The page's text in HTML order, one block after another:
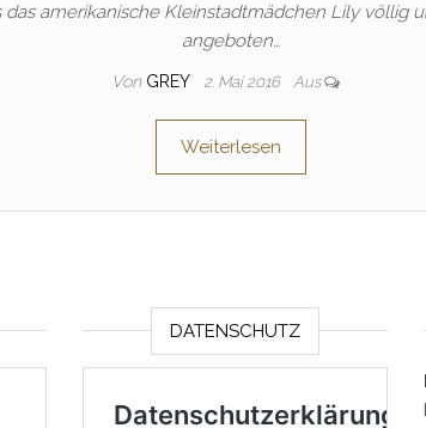
das amerikanische Kleinstadtmädchen Lily völlig
angeboten…
Von GREY 2. Mai 2016 Aus
Weiterlesen
DATENSCHUTZ